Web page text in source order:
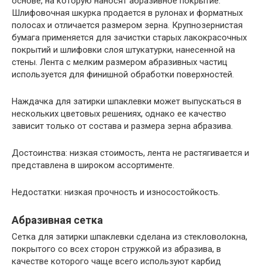
Шлифовочная шкурка продается в рулонах и форматных
полосах и отличается размером зерна. Крупнозернистая
бумага применяется для зачистки старых лакокрасочных
покрытий и шлифовки слоя штукатурки, нанесенной на
стены. Лента с мелким размером абразивных частиц
используется для финишной обработки поверхностей.
Наждачка для затирки шпаклевки может выпускаться в
нескольких цветовых решениях, однако ее качество
зависит только от состава и размера зерна абразива.
Достоинства: низкая стоимость, лента не растягивается и
представлена в широком ассортименте.
Недостатки: низкая прочность и износостойкость.
Абразивная сетка
Сетка для затирки шпаклевки сделана из стекловолокна,
покрытого со всех сторон стружкой из абразива, в
качестве которого чаще всего используют карбид